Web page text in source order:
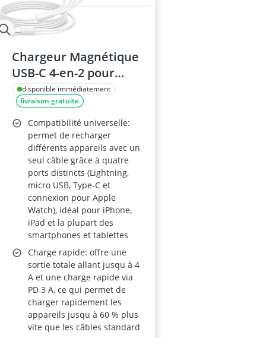
Chargeur Magnétique
USB-C 4-en-2 pour
Apple Watch et iPhone
– compatible Apple
Watch Series
11/10/9/8/7/6/SE/Ultra,
iPad, AirPods et
Samsung Galaxy
disponible immédiatement
livraison gratuite
Compatibilité universelle:
permet de recharger
différents appareils avec un
seul câble grâce à quatre
ports distincts (Lightning,
micro USB, Type-C et
connexion pour Apple
Watch), idéal pour iPhone,
iPad et la plupart des
smartphones et tablettes
Charge rapide: offre une
sortie totale allant jusqu à 4
A et une charge rapide via
PD 3 A, ce qui permet de
charger rapidement les
appareils jusqu à 60 % plus
vite que les câbles standard